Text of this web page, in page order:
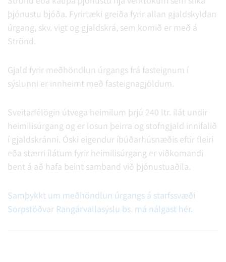
þjónustu bjóða. Fyrirtæki greiða fyrir allan gjaldskyldan
úrgang, skv. vigt og gjaldskrá, sem komið er með á
Strönd.
Gjald fyrir meðhöndlun úrgangs frá fasteignum í
sýslunni er innheimt með fasteignagjöldum.
Sveitarfélögin útvega heimilum þrjú 240 ltr. ílát undir
heimilisúrgang og er losun þeirra og stofngjald innifalið
í gjaldskránni. Óski eigendur íbúðarhúsnæðis eftir fleiri
eða stærri ílátum fyrir heimilisúrgang er viðkomandi
bent á að hafa beint samband við þjónustuaðila.
Samþykkt um meðhöndlun úrgangs á starfssvæði
Sorpstöðvar Rangárvallasýslu bs. má nálgast hér.